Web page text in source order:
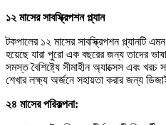
১২ মাসের সাবস্ক্রিপশন প্ল্যান
টকপালের ১২ মাসের সাবস্ক্রিপশন প্ল্যানটি
হয়েছে যারা পুরো এক বছরের জন্য তাদের
সমস্ত বৈশিষ্ট্যে সীমাহীন অ্যাক্সেস এবং
শেখার লক্ষ্য অর্জনে সহায়তা করার জন্য
২৪ মাসের পরিকল্পনা: